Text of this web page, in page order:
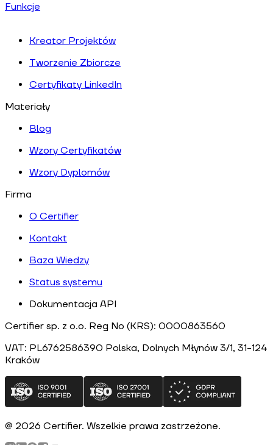
Funkcje
Kreator Projektów
Tworzenie Zbiorcze
Certyfikaty LinkedIn
Materiały
Blog
Wzory Certyfikatów
Wzory Dyplomów
Firma
O Certifier
Kontakt
Baza Wiedzy
Status systemu
Dokumentacja API
Certifier sp. z o.o. Reg No (KRS): 0000863560
VAT: PL6762586390 Polska, Dolnych Młynów 3/1, 31-124
Kraków
@ 2026 Certifier. Wszelkie prawa zastrzeżone.